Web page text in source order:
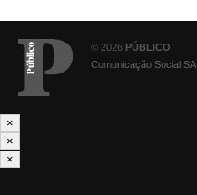
© 2026 PÚBLICO
Comunicação Social SA
×
×
×